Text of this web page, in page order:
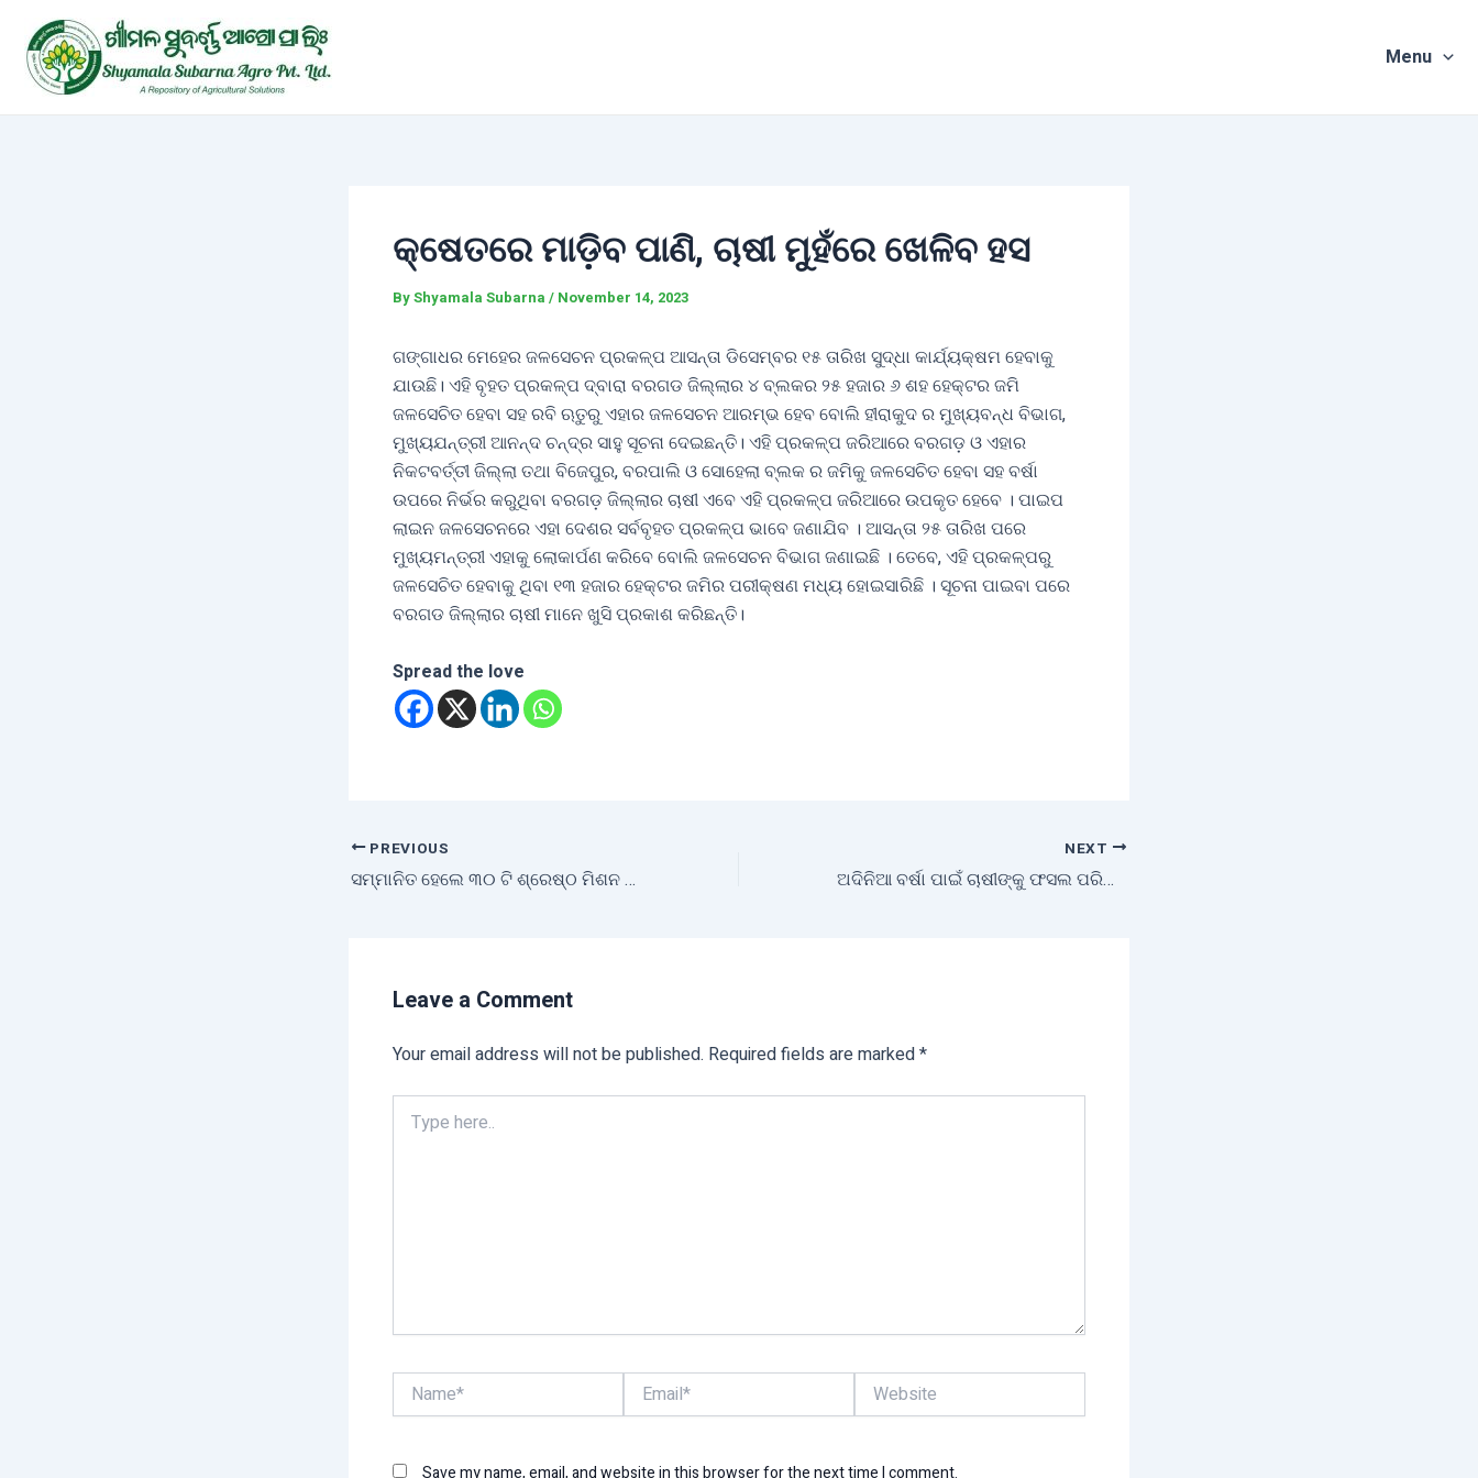
content
Menu
କ୍ଷେତରେ ମାଡ଼ିବ ପାଣି, ଚାଷୀ ମୁହଁରେ ଖେଳିବ ହସ
ByShyamala Subarna / November 14, 2023
ଗଙ୍ଗାଧର ମେହେର ଜଳସେଚନ ପ୍ରକଳ୍ପ ଆସନ୍ତା ଡିସେମ୍ବର ୧୫ ତାରିଖ ସୁଦ୍ଧା କାର୍ଯ୍ୟକ୍ଷମ ହେବାକୁ
ଯାଉଛି। ଏହି ବୃହତ ପ୍ରକଳ୍ପ ଦ୍ବାରା ବରଗଡ ଜିଲ୍ଲାର ୪ ବ୍ଲକର ୨୫ ହଜାର ୬ ଶହ ହେକ୍ଟର ଜମି
ଜଳସେଚିତ ହେବା ସହ ରବି ଋତୁରୁ ଏହାର ଜଳସେଚନ ଆରମ୍ଭ ହେବ ବୋଲି ହୀରାକୁଦ ର ମୁଖ୍ୟବନ୍ଧ ବିଭାଗ,
ମୁଖ୍ୟଯନ୍ତ୍ରୀ ଆନନ୍ଦ ଚନ୍ଦ୍ର ସାହୁ ସୂଚନା ଦେଇଛନ୍ତି। ଏହି ପ୍ରକଳ୍ପ ଜରିଆରେ ବରଗଡ଼ ଓ ଏହାର
ନିକଟବର୍ତ୍ତୀ ଜିଲ୍ଲା ତଥା ବିଜେପୁର, ବରପାଲି ଓ ସୋହେଲା ବ୍ଲକ ର ଜମିକୁ ଜଳସେଚିତ ହେବା ସହ ବର୍ଷା
ଉପରେ ନିର୍ଭର କରୁଥିବା ବରଗଡ଼ ଜିଲ୍ଲାର ଚାଷୀ ଏବେ ଏହି ପ୍ରକଳ୍ପ ଜରିଆରେ ଉପକୃତ ହେବେ । ପାଇପ
ଲାଇନ ଜଳସେଚନରେ ଏହା ଦେଶର ସର୍ବବୃହତ ପ୍ରକଳ୍ପ ଭାବେ ଜଣାଯିବ । ଆସନ୍ତା ୨୫ ତାରିଖ ପରେ
ମୁଖ୍ୟମନ୍ତ୍ରୀ ଏହାକୁ ଲୋକାର୍ପଣ କରିବେ ବୋଲି ଜଳସେଚନ ବିଭାଗ ଜଣାଇଛି । ତେବେ, ଏହି ପ୍ରକଳ୍ପରୁ
ଜଳସେଚିତ ହେବାକୁ ଥିବା ୧୩ ହଜାର ହେକ୍ଟର ଜମିର ପରୀକ୍ଷଣ ମଧ୍ୟ ହୋଇସାରିଛି । ସୂଚନା ପାଇବା ପରେ
ବରଗଡ ଜିଲ୍ଲାର ଚାଷୀ ମାନେ ଖୁସି ପ୍ରକାଶ କରିଛନ୍ତି।
Spread the love
PREVIOUS
ସମ୍ମାନିତ ହେଲେ ୩୦ ଟି ଶ୍ରେଷ୍ଠ ମିଶନ ଶକ୍ତି ମହିଳା ଗୋଷ୍ଠୀ
NEXT
ଅଦିନିଆ ବର୍ଷା ପାଇଁ ଚାଷୀଙ୍କୁ ଫସଲ ପରିଚାଳନା ପରାମର୍ଶ
Leave a Comment
Your email address will not be published. Required fields are marked*
here..
Name* Email* Website
Save my name, email, and website in this browser for the next time I comment.